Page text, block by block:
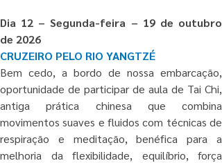
Dia 12 – Segunda-feira – 19 de outubro
de 2026
CRUZEIRO PELO RIO YANGTZÉ
Bem cedo, a bordo de nossa embarcação,
oportunidade de participar de aula de Tai Chi,
antiga prática chinesa que combina
movimentos suaves e fluidos com técnicas de
respiração e meditação, benéfica para a
melhoria da flexibilidade, equilíbrio, força